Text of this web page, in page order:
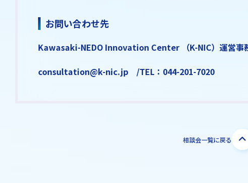
お問い合わせ先
Kawasaki-NEDO Innovation Center （K-NIC）運営事
consultation@k-nic.jp /TEL：044-201-7020
相談会一覧に戻る